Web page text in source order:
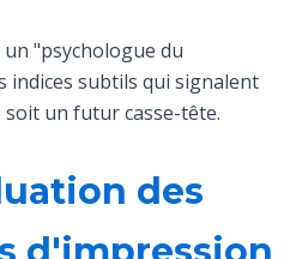
"psychologue du
indices subtils qui signalent
un futur casse-tête.
des